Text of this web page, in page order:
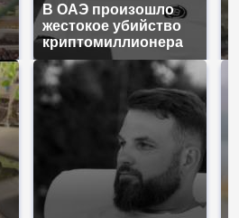
В ОАЭ произошло
жестокое убийство
криптомиллионера